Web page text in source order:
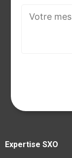
Expertise SXO